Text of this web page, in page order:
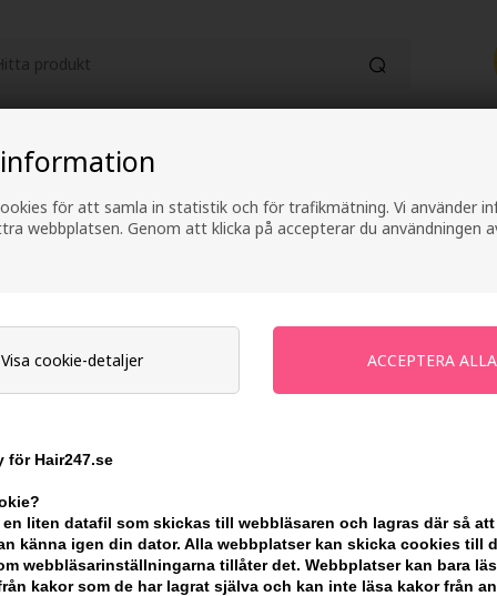
för att samla in statistik och för trafikmätning. Vi använder
webbplatsen. Genom att klicka på accepterar du användningen
Visa cookie-detaljer
för Hair247.se
en liten datafil som skickas till webbläsaren och lagras där så att
känna igen din dator. Alla webbplatser kan skicka cookies till
webbläsarinställningarna tillåter det. Webbplatser kan bara
kakor som de har lagrat själva och kan inte läsa kakor från
HUDVÅRD
Fri frakt vid köp över 499 kr 2-4 arbetsdagars
Paul Mitchell
Mitchell Marula Oil är Paul Mitchell lyxiga hårvårdsserie. Produkterna är
- Hårprodukterna i serien innehåller alla
- Marula Oil är en naturlig
- oljan är rik på skyddande
- har en mycket omtänksam effekt på